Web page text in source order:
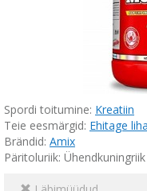
Spordi toitumine: Kreatiin
Teie eesmärgid: Ehitage
Brändid: Amix
Päritoluriik: Ühendkuningriik